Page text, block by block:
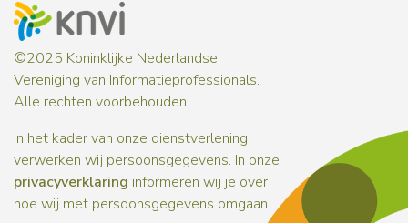
©2025 Koninklijke Nederlandse
Vereniging van Informatieprofessionals.
Alle rechten voorbehouden.
In het kader van onze dienstverlening
verwerken wij persoonsgegevens. In onze
privacyverklaring informeren wij je over
hoe wij met persoonsgegevens omgaan.